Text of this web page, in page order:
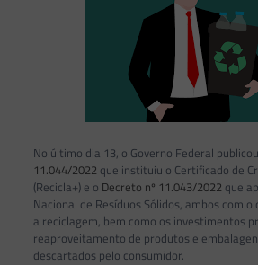
No último dia 13, o Governo Federal
11.044/2022 que instituiu o Certificado de
(Recicla+) e o Decreto nº 11.043/2022 que
Nacional de Resíduos Sólidos, ambos com
a reciclagem, bem como os investimentos
reaproveitamento de produtos e
descartados pelo consumidor.